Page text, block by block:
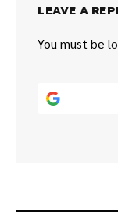
LEAVE A
You must be